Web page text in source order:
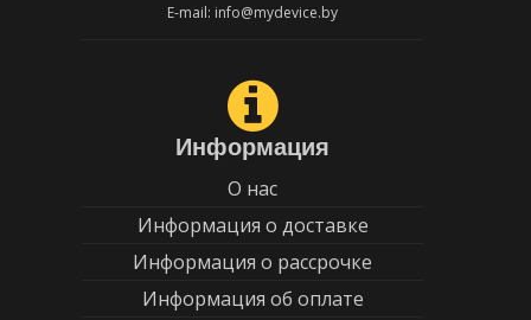
E-mail: info@mydevice.by
Информация
О нас
Информация о доставке
Информация о рассрочке
Информация об оплате